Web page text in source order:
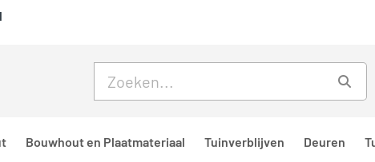
Bouwhout en Plaatmateriaal Tuinverblijven Deuren